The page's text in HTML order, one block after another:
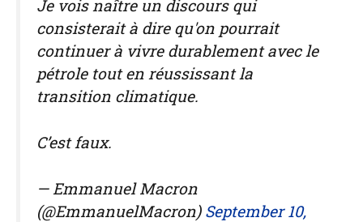
Je vois naître un discours qui
consisterait à dire qu'on pourrait
continuer à vivre durablement avec le
pétrole tout en réussissant la
transition climatique.
C’est faux.
— Emmanuel Macron
(@EmmanuelMacron) September 10,